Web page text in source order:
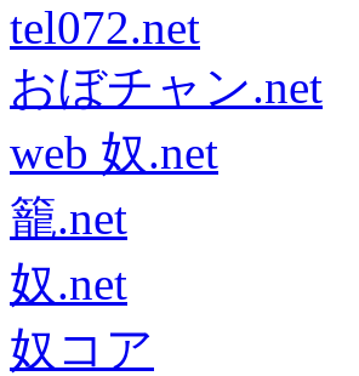
tel072.net
おぼチャン.net
web 奴.net
籠.net
奴.net
奴コア